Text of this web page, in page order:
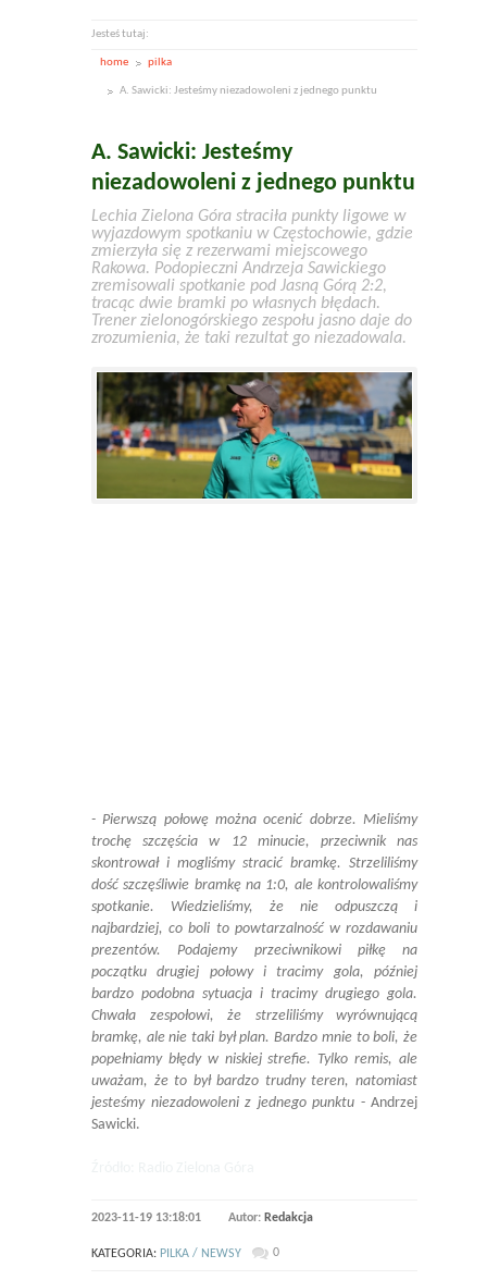
Jesteś tutaj:
home pilka
A. Sawicki: Jesteśmy niezadowoleni z jednego punktu
A. Sawicki: Jesteśmy
niezadowoleni z jednego punktu
Lechia Zielona Góra straciła punkty ligowe w
wyjazdowym spotkaniu w Częstochowie, gdzie
zmierzyła się z rezerwami miejscowego
Rakowa. Podopieczni Andrzeja Sawickiego
zremisowali spotkanie pod Jasną Górą 2:2,
tracąc dwie bramki po własnych błędach.
Trener zielonogórskiego zespołu jasno daje do
zrozumienia, że taki rezultat go niezadowala.
- Pierwszą połowę można ocenić dobrze. Mieliśmy
trochę szczęścia w 12 minucie, przeciwnik nas
skontrował i mogliśmy stracić bramkę. Strzeliliśmy
dość szczęśliwie bramkę na 1:0, ale kontrolowaliśmy
spotkanie. Wiedzieliśmy, że nie odpuszczą i
najbardziej, co boli to powtarzalność w rozdawaniu
prezentów. Podajemy przeciwnikowi piłkę na
początku drugiej połowy i tracimy gola, później
bardzo podobna sytuacja i tracimy drugiego gola.
Chwała zespołowi, że strzeliliśmy wyrównującą
bramkę, ale nie taki był plan. Bardzo mnie to boli, że
popełniamy błędy w niskiej strefie. Tylko remis, ale
uważam, że to był bardzo trudny teren, natomiast
jesteśmy niezadowoleni z jednego punktu - Andrzej
Sawicki.
2023-11-19 13:18:01 Autor: Redakcja
KATEGORIA: PILKA / NEWSY 0